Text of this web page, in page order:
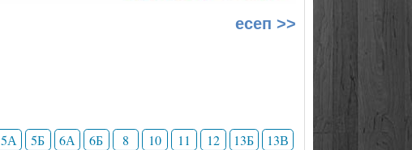
есеп >>
5А 5Б 6А 6Б 8 10 11 12 13Б
13В